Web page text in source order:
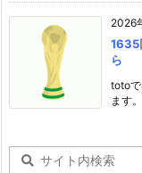
2026
1635
ら
toto
ます